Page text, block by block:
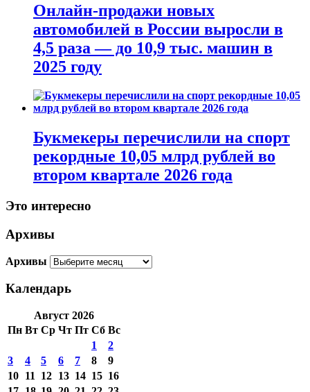
Онлайн-продажи новых
автомобилей в России выросли в
4,5 раза — до 10,9 тыс. машин в
2025 году
Букмекеры перечислили на спорт
рекордные 10,05 млрд рублей во
втором квартале 2026 года
Это интересно
Архивы
Архивы
Календарь
Август 2026
Пн Вт Ср Чт Пт Сб Вс
1
2
3
4 5 6 7 8
9
10 11 12 13 14 15 16